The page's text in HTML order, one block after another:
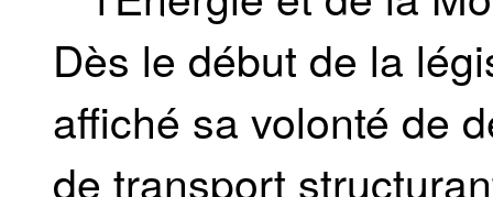
Dès le début de la
affiché sa volonté de
de transport